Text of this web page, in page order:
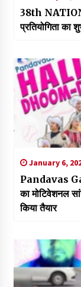
38th
प्रतियोगिता का
January 6,
Pandavas
का मोटिवेशनल
किया तैयार